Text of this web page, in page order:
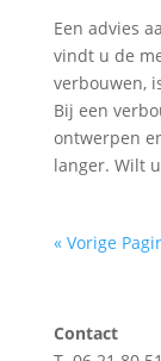
Een advies
vindt u de
verbouwen,
Bij een
ontwerpen
langer. Wilt
« Vorige
Contact